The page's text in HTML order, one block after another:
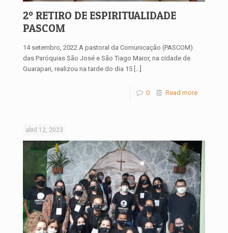
2º RETIRO DE ESPIRITUALIDADE
PASCOM
14 setembro, 2022 A pastoral da Comunicação (PASCOM)
das Paróquias São José e São Tiago Maior, na cidade de
Guarapari, realizou na tarde do dia 15 […]
0 Read more
abril 12, 2023